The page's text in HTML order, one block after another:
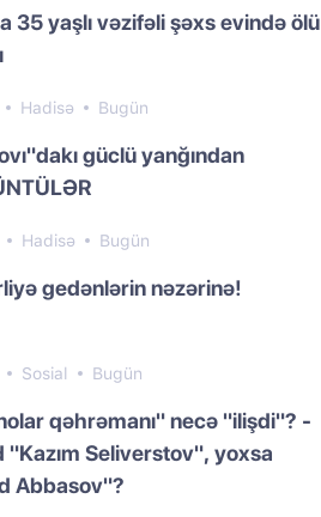
35 yaşlı vəzifəli şəxs evində ölü
Hadisə Bugün
güclü yanğından
Hadisə Bugün
gedənlərin nəzərinə!
Sosial Bugün
qəhrəmanı" necə "ilişdi"? -
"Kazım Seliverstov", yoxsa
Abbasov"?